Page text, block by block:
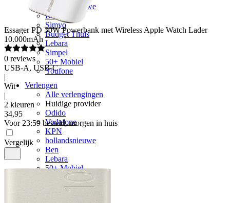
hollandsnieuwe
Ben
Simyo
Budget Thuis
Lebara
Simpel
50+ Mobiel
Youfone
Verlengen
Alle verlengingen
Huidige provider
Odido
Vodafone
KPN
hollandsnieuwe
Ben
Lebara
50+ Mobiel
Youfone
Essager PD 30W Powerbank met Wireless Apple Watch Lader
10.000mAh
0 reviews
USB-A, USB-C
|
Wit
|
2 kleuren
34,95
Voor 23:59 besteld, morgen in huis
Vergelijk